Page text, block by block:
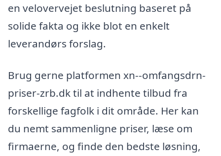
en velovervejet beslutning baseret på
solide fakta og ikke blot en enkelt
leverandørs forslag.
Brug gerne platformen xn--omfangsdrn-
priser-zrb.dk til at indhente tilbud fra
forskellige fagfolk i dit område. Her kan
du nemt sammenligne priser, læse om
firmaerne, og finde den bedste løsning,